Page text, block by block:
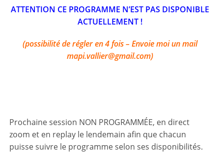
ATTENTION CE PROGRAMME N’EST PAS DISPONIBLE
ACTUELLEMENT !
(possibilité de régler en 4 fois –Envoie moi un mail
mapi.vallier@gmail.com)
Prochaine session NON PROGRAMMÉE, en direct
zoom et en replay le lendemain afin que chacun
puisse suivre le programme selon ses disponibilités.